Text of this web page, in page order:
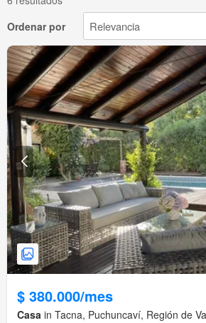
Ordenar por
$ 380.000/mes
Casa in Tacna, Puchuncaví, Región de